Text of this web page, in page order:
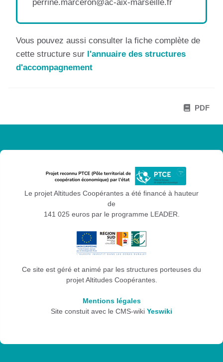
perrine.marceron@ac-aix-marseille.fr
Vous pouvez aussi consulter la fiche complète de
cette structure sur l'annuaire des structures
d'accompagnement
PDF
Le projet Altitudes Coopérantes a été financé à hauteur
de
141 025 euros par le programme LEADER.
Ce site est géré et animé par les structures porteuses du
projet Altitudes Coopérantes.
Mentions légales
Site constuit avec le CMS-wiki Yeswiki